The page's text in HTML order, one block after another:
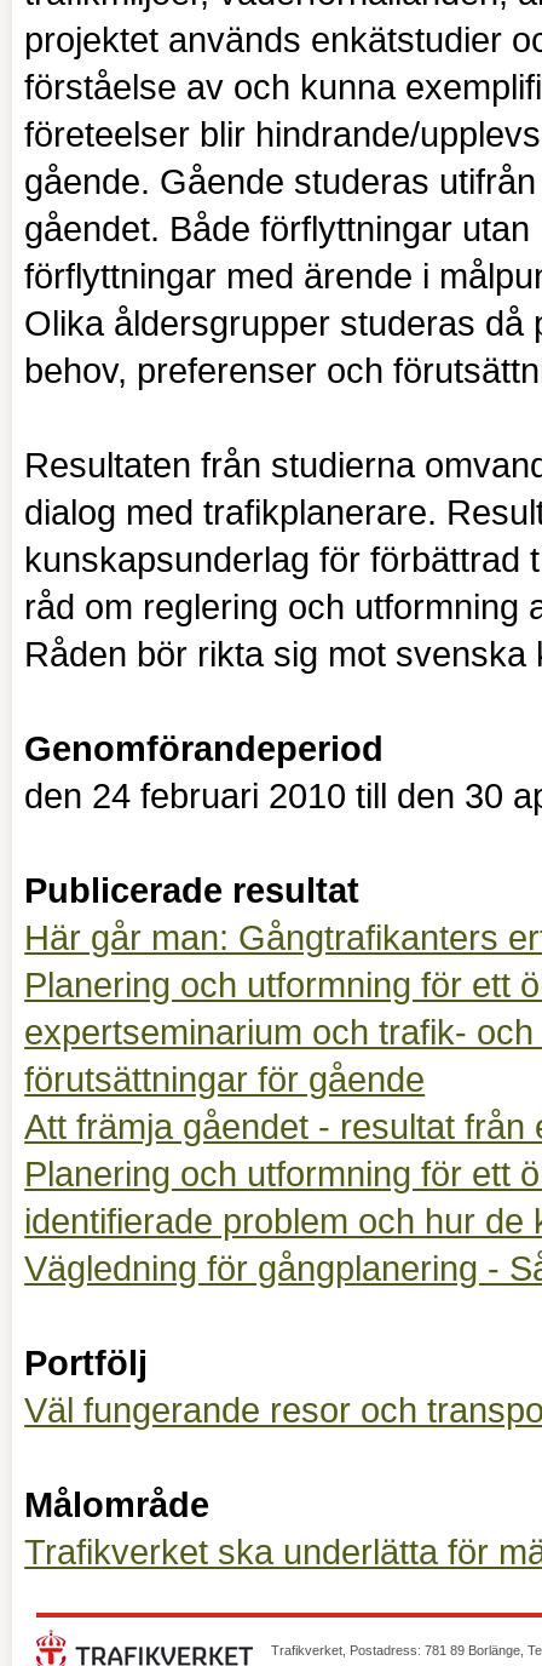
projektet används enkätstudier
förståelse av och kunna
företeelser blir hindrande/
gående. Gående studeras
gåendet. Både förflyttningar
förflyttningar med ärende i
Olika åldersgrupper studeras
behov, preferenser och
Resultaten från studierna
dialog med trafikplanerare.
kunskapsunderlag för förbättrad
råd om reglering och utformning
Råden bör rikta sig mot svenska
Genomförandeperiod
den 24 februari 2010 till den 30
Publicerade resultat
Här går man: Gångtrafikanters
Planering och utformning för ett
expertseminarium och trafik-
förutsättningar för gående
Att främja gåendet - resultat från
Planering och utformning för ett
identifierade problem och hur de
Vägledning för gångplanering -
Portfölj
Väl fungerande resor och
Målområde
Trafikverket ska underlätta för
Trafikverket, Postadress: 781 89 Borlänge,